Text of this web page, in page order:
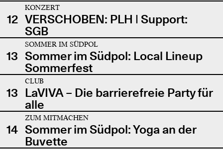
12
KONZERT
VERSCHOBEN: PLH | Support:
SGB
13
SOMMER IM SÜDPOL
Sommer im Südpol: Local Lineup
Sommerfest
13
CLUB
LaVIVA – Die barrierefreie Party für
alle
14
ZUM MITMACHEN
Sommer im Südpol: Yoga an der
Buvette